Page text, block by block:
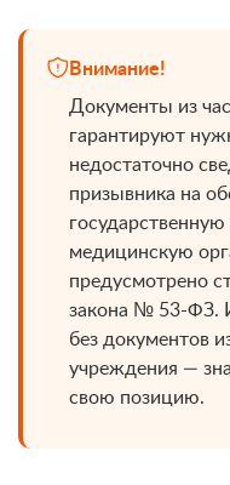
Внимание!
Документы из
гарантируют
недостаточно
призывника на
медицинскую
предусмотрено
закона № 53-ФЗ.
без документов
учреждения —
свою позицию.